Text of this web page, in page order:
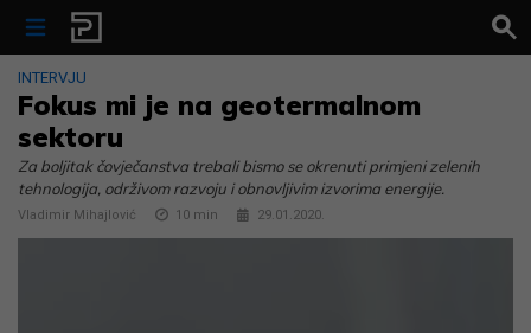
Skip to content
INTERVJU
Fokus mi je na geotermalnom
sektoru
Za boljitak čovječanstva trebali bismo se okrenuti primjeni zelenih
tehnologija, održivom razvoju i obnovljivim izvorima energije.
Vladimir Mihajlović 10 min 29.01.2020.